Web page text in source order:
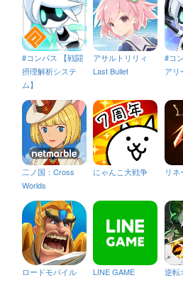
#コンパス 【戦闘
摂理解析システ
ム】
アサルトリリィ
Last Bullet
#コ
アリ
二ノ国：Cross
Worlds
にゃんこ大戦争 リネ
ロードモバイル LINE GAME 逆転